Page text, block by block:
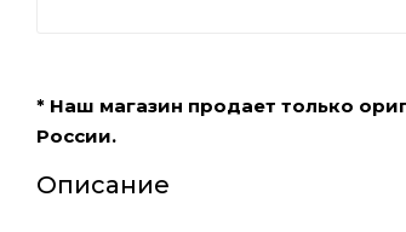
* Наш магазин продает только
России.
Описание